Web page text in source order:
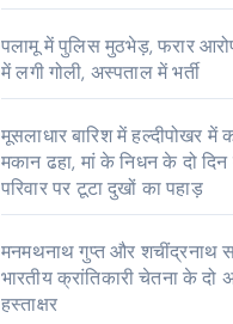
पलामू में पुलिस मुठभेड़, फरार
में लगी गोली, अस्पताल में भर्ती
मूसलाधार बारिश में हल्दीपोखर में
मकान ढहा, मां के निधन के दो दिन
परिवार पर टूटा दुखों का पहाड़
मनमथनाथ गुप्त और शचींद्रनाथ
भारतीय क्रांतिकारी चेतना के दो
हस्ताक्षर